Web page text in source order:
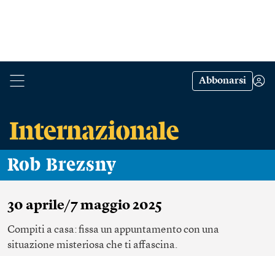
Abbonarsi
Rob Brezsny
30 aprile/7 maggio 2025
Compiti a casa: fissa un appuntamento con una
situazione misteriosa che ti affascina.